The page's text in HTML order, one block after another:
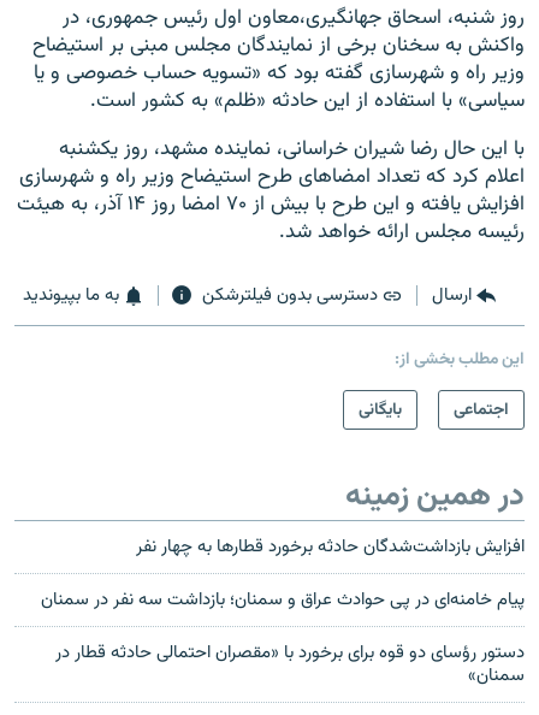
روز شنبه، اسحاق جهانگیری،معاون اول رئیس جمهوری، در
واکنش به سخنان برخی از نمایندگان مجلس مبنی بر استیضاح
وزیر راه و شهرسازی گفته بود که «تسویه حساب خصوصی و یا
سیاسی» با استفاده از این حادثه «ظلم» به کشور است.
با این حال رضا شیران خراسانی، نماینده مشهد، روز یکشنبه
اعلام کرد که تعداد امضاهای طرح استیضاح وزیر راه و شهرسازی
افزایش یافته و این طرح با بیش از ۷۰ امضا روز ۱۴ آذر، به هیئت
رئیسه مجلس ارائه خواهد شد.
ارسال دسترسی بدون فیلترشکن به ما بپیوندید
این مطلب بخشی از:
اجتماعی
بایگانی
در همین زمینه
افزایش بازداشت‌شدگان حادثه برخورد قطارها به چهار نفر
پیام خامنه‌ای در پی حوادث عراق و سمنان؛ بازداشت سه نفر در سمنان
دستور رؤسای دو قوه برای برخورد با «مقصران احتمالی حادثه قطار در
سمنان»